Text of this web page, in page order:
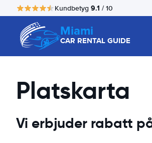
Kundbetyg 9.1 / 10
Miami
CAR RENTAL GUIDE
Platskarta
Vi erbjuder rabatt